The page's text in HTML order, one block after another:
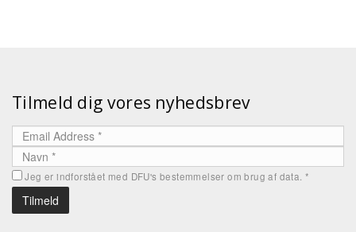
Tilmeld dig vores nyhedsbrev
Jeg er indforstået med DFU's bestemmelser om brug af data.*